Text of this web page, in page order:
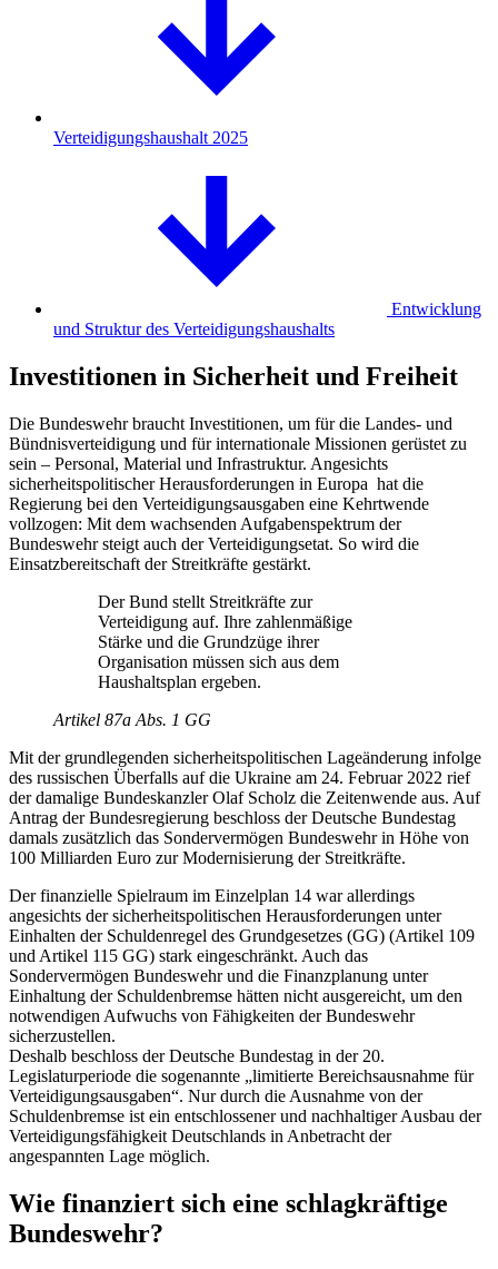
Verteidigungshaushalt 2025
Entwicklung
und Struktur des Verteidigungshaushalts
Investitionen in Sicherheit und Freiheit
Die Bundeswehr braucht Investitionen, um für die Landes- und
Bündnisverteidigung und für internationale Missionen gerüstet zu
sein – Personal, Material und Infrastruktur. Angesichts
sicherheitspolitischer Herausforderungen in Europa hat die
Regierung bei den Verteidigungsausgaben eine Kehrtwende
vollzogen: Mit dem wachsenden Aufgabenspektrum der
Bundeswehr steigt auch der Verteidigungsetat. So wird die
Einsatzbereitschaft der Streitkräfte gestärkt.
Der Bund stellt Streitkräfte zur
Verteidigung auf. Ihre zahlenmäßige
Stärke und die Grundzüge ihrer
Organisation müssen sich aus dem
Haushaltsplan ergeben.
Artikel 87a Abs. 1 GG
Mit der grundlegenden sicherheitspolitischen Lageänderung infolge
des russischen Überfalls auf die Ukraine am 24. Februar 2022 rief
der damalige Bundeskanzler Olaf Scholz die Zeitenwende aus. Auf
Antrag der Bundesregierung beschloss der Deutsche Bundestag
damals zusätzlich das Sondervermögen Bundeswehr in Höhe von
100 Milliarden Euro zur Modernisierung der Streitkräfte.
Der finanzielle Spielraum im Einzelplan 14 war allerdings
angesichts der sicherheitspolitischen Herausforderungen unter
Einhalten der Schuldenregel des Grundgesetzes (GG) (Artikel 109
und Artikel 115 GG) stark eingeschränkt. Auch das
Sondervermögen Bundeswehr und die Finanzplanung unter
Einhaltung der Schuldenbremse hätten nicht ausgereicht, um den
notwendigen Aufwuchs von Fähigkeiten der Bundeswehr
sicherzustellen.
Deshalb beschloss der Deutsche Bundestag in der 20.
Legislaturperiode die sogenannte „limitierte Bereichsausnahme für
Verteidigungsausgaben“. Nur durch die Ausnahme von der
Schuldenbremse ist ein entschlossener und nachhaltiger Ausbau der
Verteidigungsfähigkeit Deutschlands in Anbetracht der
angespannten Lage möglich.
Wie finanziert sich eine schlagkräftige
Bundeswehr?